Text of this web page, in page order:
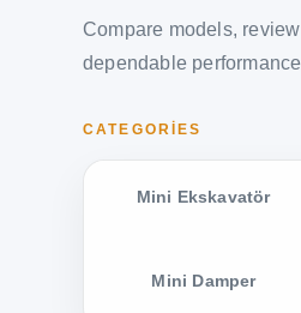
Compare models,
dependable
CATEGORIES
Mini Ekskavatör
Mini Damper